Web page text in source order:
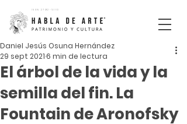
ISSN 2792-5110
El árbol de la vida y la
semilla del fin. La
Fountain de Aronofsky
Daniel Jesús Osuna Hernández
29 sept 20216 min de lectura